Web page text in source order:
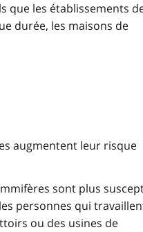
que les établissements
durée, les maisons de
augmentent leur risque
sont plus
personnes qui
ou des usines de